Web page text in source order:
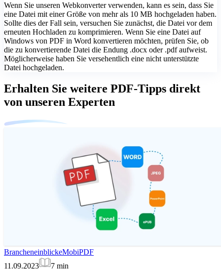
Wenn Sie unseren Webkonverter verwenden, kann es sein, dass Sie
eine Datei mit einer Größe von mehr als 10 MB hochgeladen haben.
Sollte dies der Fall sein, versuchen Sie zunächst, die Datei vor dem
erneuten Hochladen zu komprimieren. Wenn Sie eine Datei auf
Windows von PDF in Word konvertieren möchten, prüfen Sie, ob
die zu konvertierende Datei die Endung .docx oder .pdf aufweist.
Möglicherweise haben Sie versehentlich eine nicht unterstützte
Datei hochgeladen.
Erhalten Sie weitere PDF-Tipps direkt
von unseren Experten
BrancheneinblickeMobiPDF
11.09.2023
7 min